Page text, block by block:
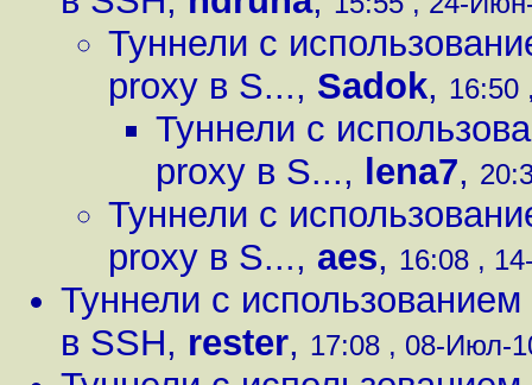
Туннели с
proxy в S..., Sadok, 16:50
Туннели с
proxy в S..., lena7,
Туннели с
proxy в S..., aes, 16:08 ,
Туннели с
в SSH, rester, 17:08 , 08-Июл-